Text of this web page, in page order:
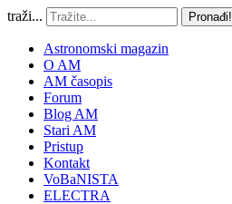
traži... Pronađi!
Astronomski magazin
O AM
AM časopis
Forum
Blog AM
Stari AM
Pristup
Kontakt
VoBaNISTA
ELECTRA